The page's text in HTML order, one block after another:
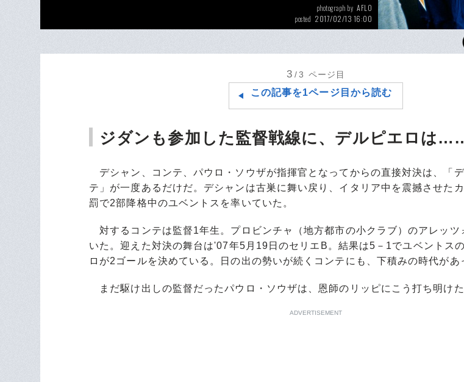
photograph by AFLO
posted 2017/02/13 16:00
デルピエロを擁して
3 /3 ページ目
この記事を1ページ目から読む
ジダンも参加した監督戦線に、デルピエロは
デシャン、コンテ、パウロ・ソウザが指揮官となってからの直接対決は、「
テ」が一度あるだけだ。デシャンは古巣に舞い戻り、イタリア中を震撼させた
罰で2部降格中のユベントスを率いていた。
対するコンテは監督1年生。プロビンチャ（地方都市の小クラブ）のアレッツ
いた。迎えた対決の舞台は'07年5月19日のセリエB。結果は5－1でユベントス
ロが2ゴールを決めている。日の出の勢いが続くコンテにも、下積みの時代があ
まだ駆け出しの監督だったパウロ・ソウザは、恩師のリッピにこう打ち明けた
ADVERTISEMENT